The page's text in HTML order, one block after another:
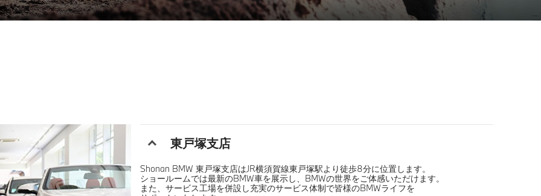
東戸塚支店
Shonan BMW 東戸塚支店はJR横須賀線東戸塚駅より徒歩8分に位置します。
ショールームでは最新のBMW車を展示し、BMWの世界をご体感いただけます。
また、サービス工場を併設し充実のサービス体制で皆様のBMWライフを